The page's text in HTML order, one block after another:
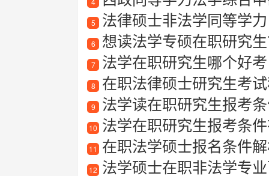
5 法律硕士非法学同等学力
6 想读法学专硕在职研究
7 法学在职研究生哪个好考
8 在职法律硕士研究生考
9 法学读在职研究生报考
10 法学在职研究生报考条
11 在职法学硕士报名条件
12 法学硕士在职非法学专业